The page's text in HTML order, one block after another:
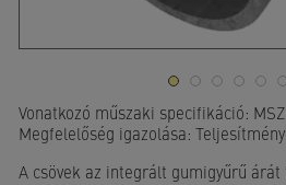
Vonatkozó műszaki specifikáció:
Megfelelőség igazolása:
A csövek az integrált gumigyűrű